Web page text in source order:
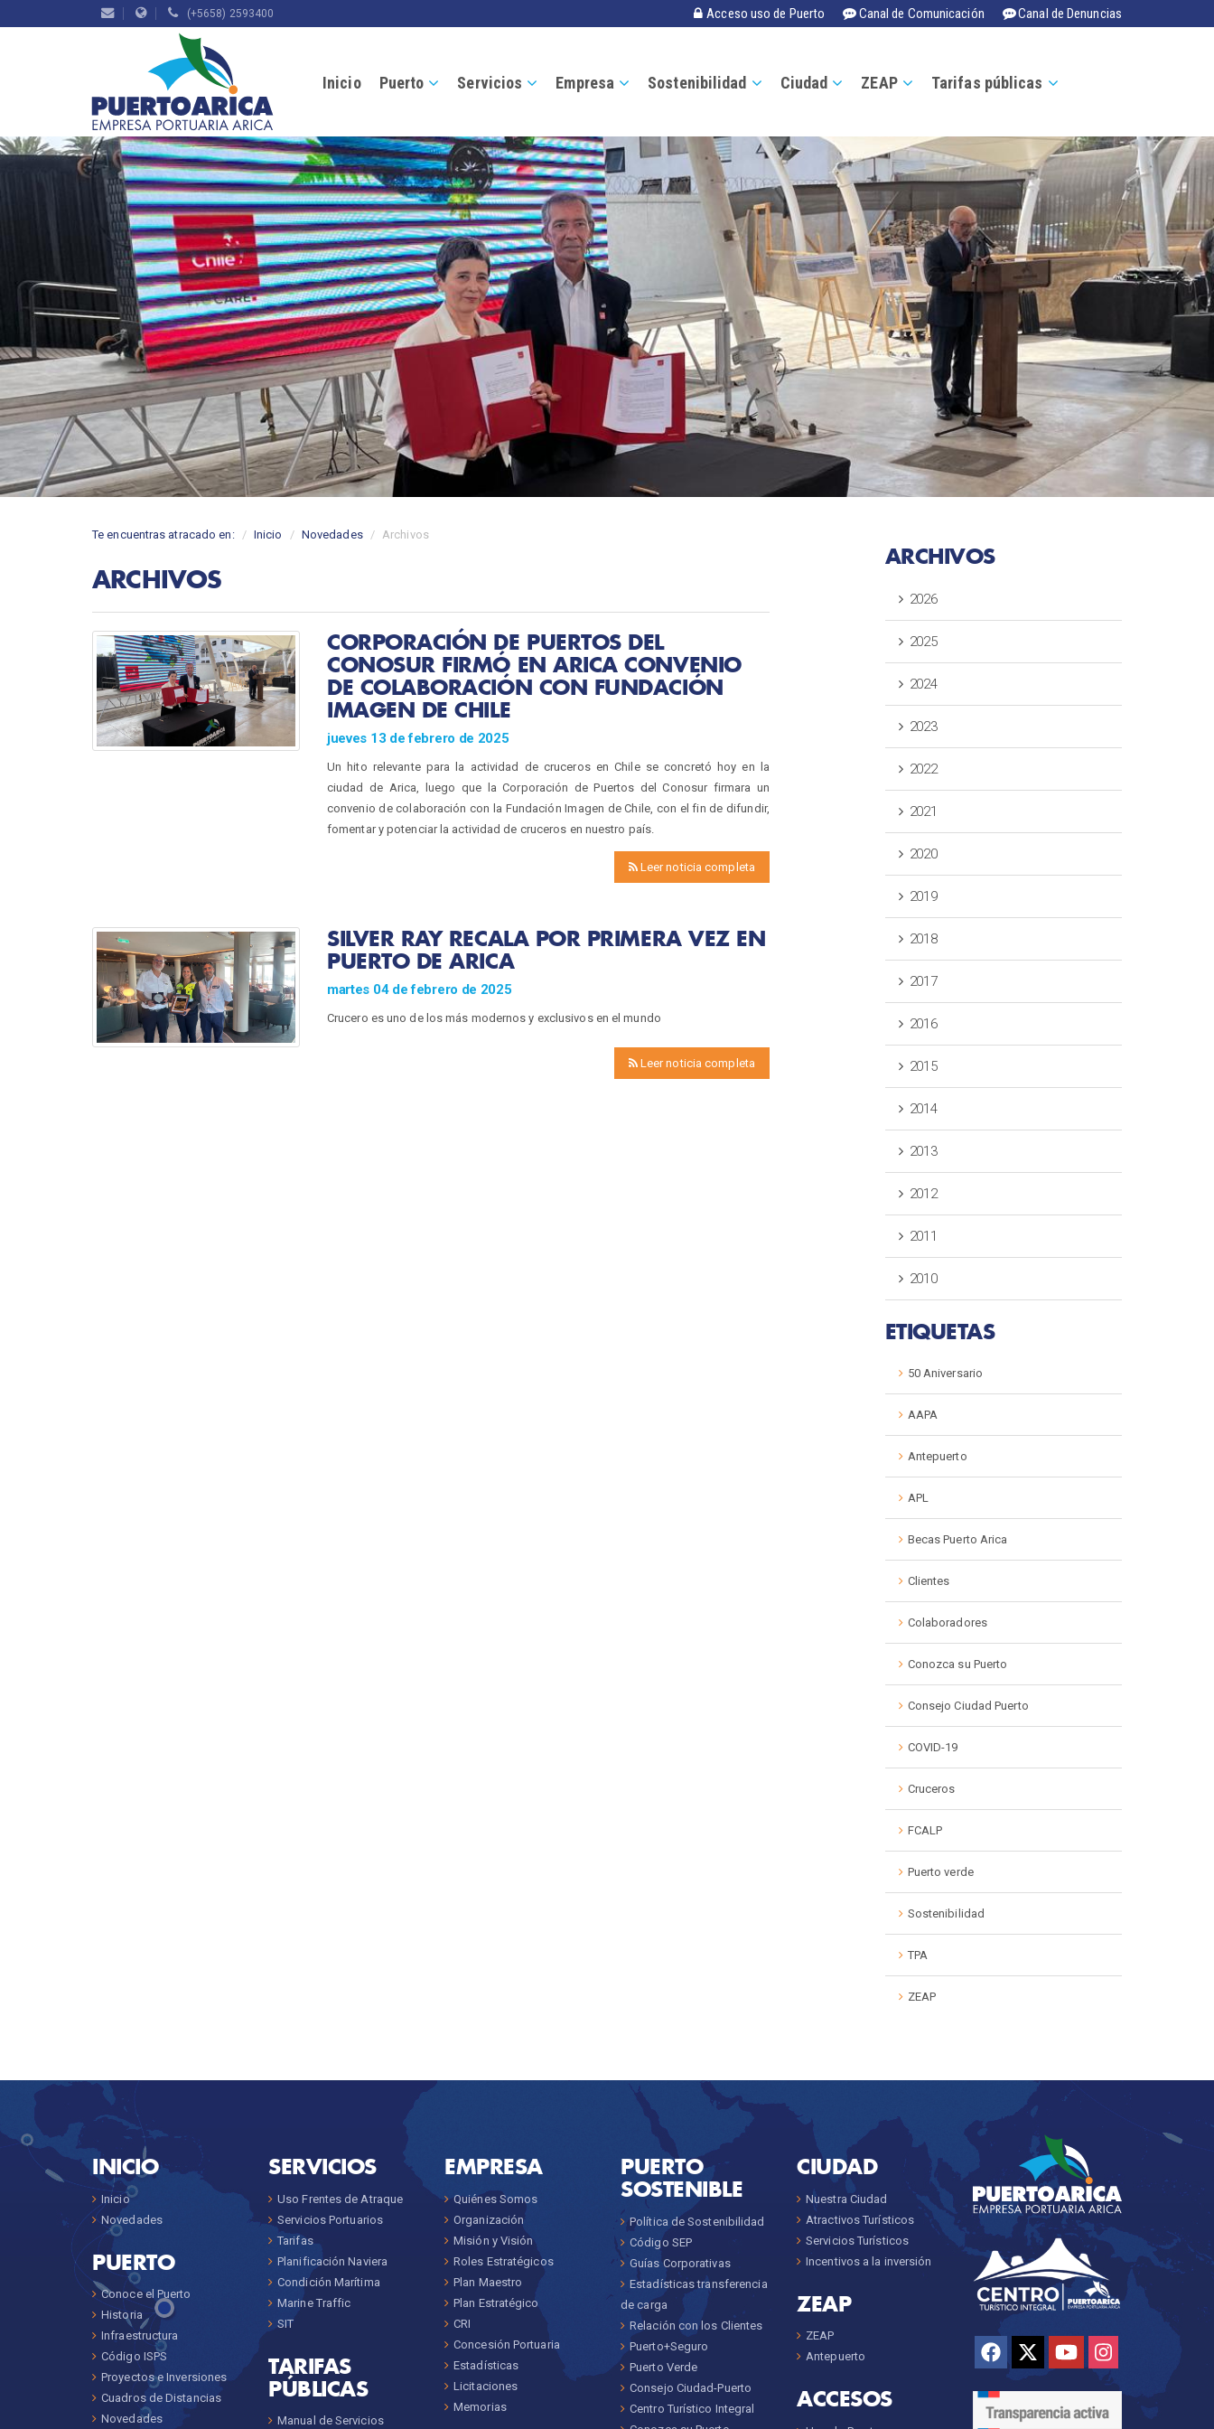
(+5658) 2593400 Acceso uso de Puerto Canal de Comunicación Canal de Denuncias
Inicio Puerto Servicios Empresa Sostenibilidad Ciudad ZEAP Tarifas públicas
Te encuentras atracado en: Inicio Novedades Archivos
ARCHIVOS
CORPORACIÓN DE PUERTOS DEL
CONOSUR FIRMÓ EN ARICA CONVENIO
DE COLABORACIÓN CON FUNDACIÓN
IMAGEN DE CHILE
jueves 13 de febrero de 2025
Un hito relevante para la actividad de cruceros en Chile se concretó hoy en la
ciudad de Arica, luego que la Corporación de Puertos del Conosur firmara un
convenio de colaboración con la Fundación Imagen de Chile, con el fin de difundir,
fomentar y potenciar la actividad de cruceros en nuestro país.
Leer noticia completa
SILVER RAY RECALA POR PRIMERA VEZ EN
PUERTO DE ARICA
martes 04 de febrero de 2025
Crucero es uno de los más modernos y exclusivos en el mundo
Leer noticia completa
ARCHIVOS
2026
2025
2024
2023
2022
2021
2020
2019
2018
2017
2016
2015
2014
2013
2012
2011
2010
ETIQUETAS
50 Aniversario
AAPA
Antepuerto
APL
Becas Puerto Arica
Clientes
Colaboradores
Conozca su Puerto
Consejo Ciudad Puerto
COVID-19
Cruceros
FCALP
Puerto verde
Sostenibilidad
TPA
ZEAP
INICIO
Inicio
Novedades
PUERTO
Conoce el Puerto
Historia
Infraestructura
Código ISPS
Proyectos e Inversiones
Cuadros de Distancias
Novedades
SERVICIOS
Uso Frentes de Atraque
Servicios Portuarios
Tarifas
Planificación Naviera
Condición Marítima
Marine Traffic
SIT
TARIFAS
PÚBLICAS
Manual de Servicios
EMPRESA
Quiénes Somos
Organización
Misión y Visión
Roles Estratégicos
Plan Maestro
Plan Estratégico
CRI
Concesión Portuaria
Estadísticas
Licitaciones
Memorias
PUERTO
SOSTENIBLE
Política de Sostenibilidad
Código SEP
Guías Corporativas
Estadísticas transferencia
de carga
Relación con los Clientes
Puerto+Seguro
Puerto Verde
Consejo Ciudad-Puerto
Centro Turístico Integral
CIUDAD
Nuestra Ciudad
Atractivos Turísticos
Servicios Turísticos
Incentivos a la inversión
ZEAP
ZEAP
Antepuerto
ACCESOS